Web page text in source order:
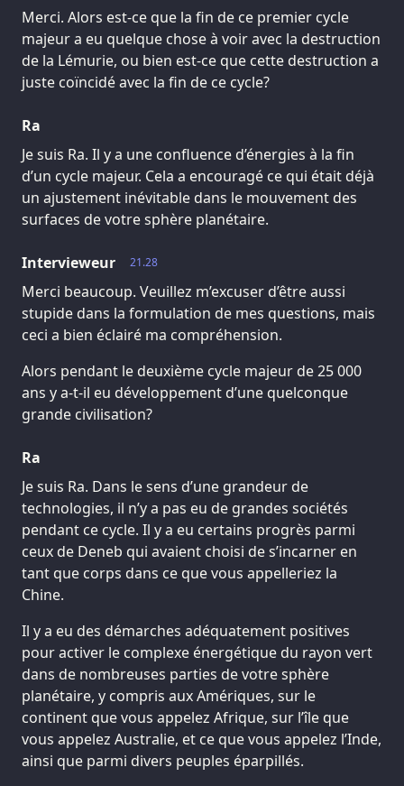
Merci. Alors est-ce que la fin de ce premier cycle
majeur a eu quelque chose à voir avec la destruction
de la Lémurie, ou bien est-ce que cette destruction a
juste coïncidé avec la fin de ce cycle?
Ra
Je suis Ra. Il y a une confluence d’énergies à la fin
d’un cycle majeur. Cela a encouragé ce qui était déjà
un ajustement inévitable dans le mouvement des
surfaces de votre sphère planétaire.
21.28
Intervieweur
Merci beaucoup. Veuillez m’excuser d’être aussi
stupide dans la formulation de mes questions, mais
ceci a bien éclairé ma compréhension.
Alors pendant le deuxième cycle majeur de 25 000
ans y a-t-il eu développement d’une quelconque
grande civilisation?
Ra
Je suis Ra. Dans le sens d’une grandeur de
technologies, il n’y a pas eu de grandes sociétés
pendant ce cycle. Il y a eu certains progrès parmi
ceux de Deneb qui avaient choisi de s’incarner en
tant que corps dans ce que vous appelleriez la
Chine.
Il y a eu des démarches adéquatement positives
pour activer le complexe énergétique du rayon vert
dans de nombreuses parties de votre sphère
planétaire, y compris aux Amériques, sur le
continent que vous appelez Afrique, sur l’île que
vous appelez Australie, et ce que vous appelez l’Inde,
ainsi que parmi divers peuples éparpillés.